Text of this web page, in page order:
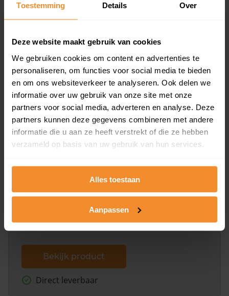
Toestemming Details Over
Deze website maakt gebruik van cookies
We gebruiken cookies om content en advertenties te
personaliseren, om functies voor social media te bieden
en om ons websiteverkeer te analyseren. Ook delen we
informatie over uw gebruik van onze site met onze
partners voor social media, adverteren en analyse. Deze
partners kunnen deze gegevens combineren met andere
informatie die u aan ze heeft verstrekt of die ze hebben
verzameld op basis van uw gebruik van hun services.
Alles toestaan
Aanpassen
en koopdatum) binnen een postcodegebied. Dit
inclusief een jaar lang gratis updates van nieuwe
Bekijk product
Direct leverbaar
Kadastrale kaart pakket
Alleen globale ligging perceel
omliggende percelen met de kadastrale erfgrenzen,
dit inclusief de luchtfoto!
Bekijk product
Direct leverbaar